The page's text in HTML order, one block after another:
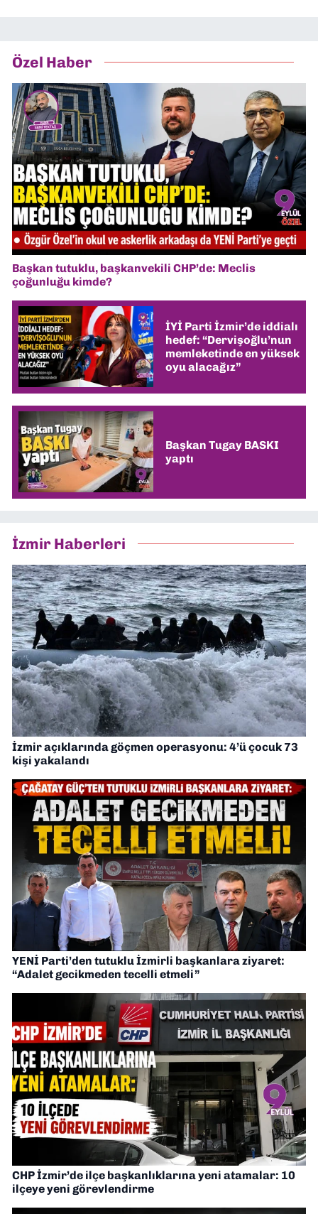
Özel Haber
Başkan tutuklu, başkanvekili CHP’de: Meclis
çoğunluğu kimde?
İYİ Parti İzmir’de iddialı
hedef: “Dervişoğlu’nun
memleketinde en yüksek
oyu alacağız”
Başkan Tugay BASKI
yaptı
İzmir Haberleri
İzmir açıklarında göçmen operasyonu: 4’ü çocuk 73
kişi yakalandı
YENİ Parti’den tutuklu İzmirli başkanlara ziyaret:
“Adalet gecikmeden tecelli etmeli”
CHP İzmir’de ilçe başkanlıklarına yeni atamalar: 10
ilçeye yeni görevlendirme